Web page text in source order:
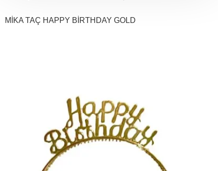
MİKA TAÇ HAPPY BİRTHDAY GOLD